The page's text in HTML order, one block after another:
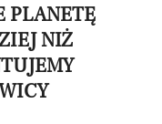
PLANETĘ
NIŻ